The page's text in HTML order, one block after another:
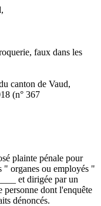
faux dans les
canton de Vaud,
(n° 367
plainte pénale pour
" organes ou employés "
et dirigée par un
personne dont l'enquête
dénoncés.